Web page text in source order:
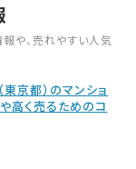
や、売れやすい人気
京都）のマンショ
高く売るためのコ